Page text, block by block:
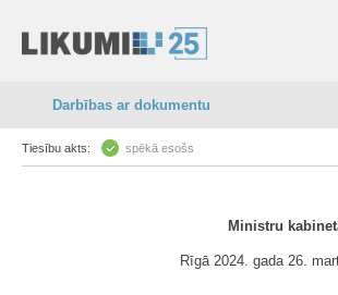
Darbības ar dokumentu
Tiesību akts: spēkā esošs
Ministru
Rīgā 2024. gada 26.